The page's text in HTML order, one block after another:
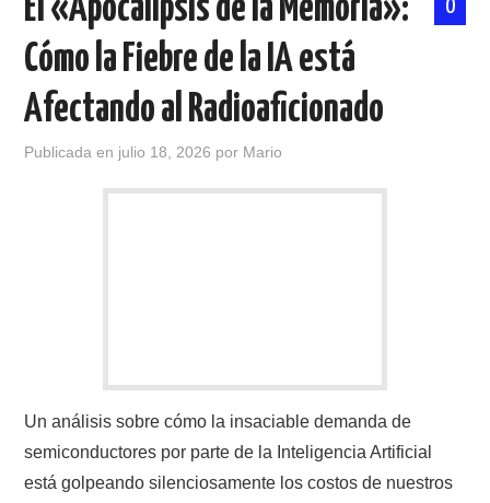
0
El «Apocalipsis de la Memoria»:
Cómo la Fiebre de la IA está
Afectando al Radioaficionado
Publicada en julio 18, 2026 por Mario
Un análisis sobre cómo la insaciable demanda de
semiconductores por parte de la Inteligencia Artificial
está golpeando silenciosamente los costos de nuestros